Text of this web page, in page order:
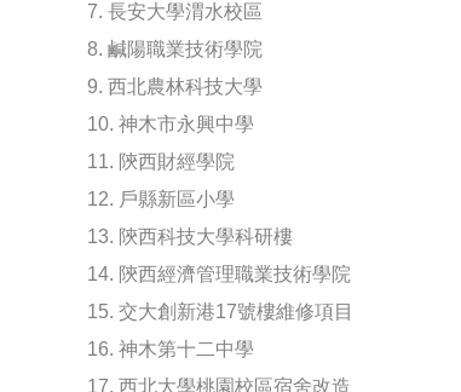
7. 長安大學渭水校區
8. 鹹陽職業技術學院
9. 西北農林科技大學
10. 神木市永興中學
11. 陝西財經學院
12. 戶縣新區小學
13. 陝西科技大學科研樓
14. 陝西經濟管理職業技術學院
15. 交大創新港17號樓維修項目
16. 神木第十二中學
17. 西北大學桃園校區宿舍改造